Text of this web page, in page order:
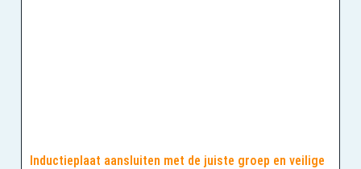
Inductieplaat aansluiten met de juiste groep en veilige